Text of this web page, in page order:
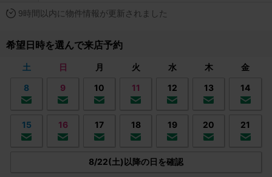
9時間以内に物件情報が更新されました
希望日時を選んで来店予約
土 日 月 火 水 木
金
8
9 10 11 12 13 14
15 16 17 18 19 20 21
8/22(土)以降の日を確認